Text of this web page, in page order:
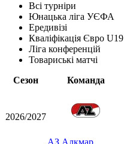
Всі турніри
Юнацька ліга УЄФА
Ередивізі
Кваліфікація Євро U19
Ліга конференцій
Товариські матчі
Сезон
Команда
2026/2027
АЗ Алкмар